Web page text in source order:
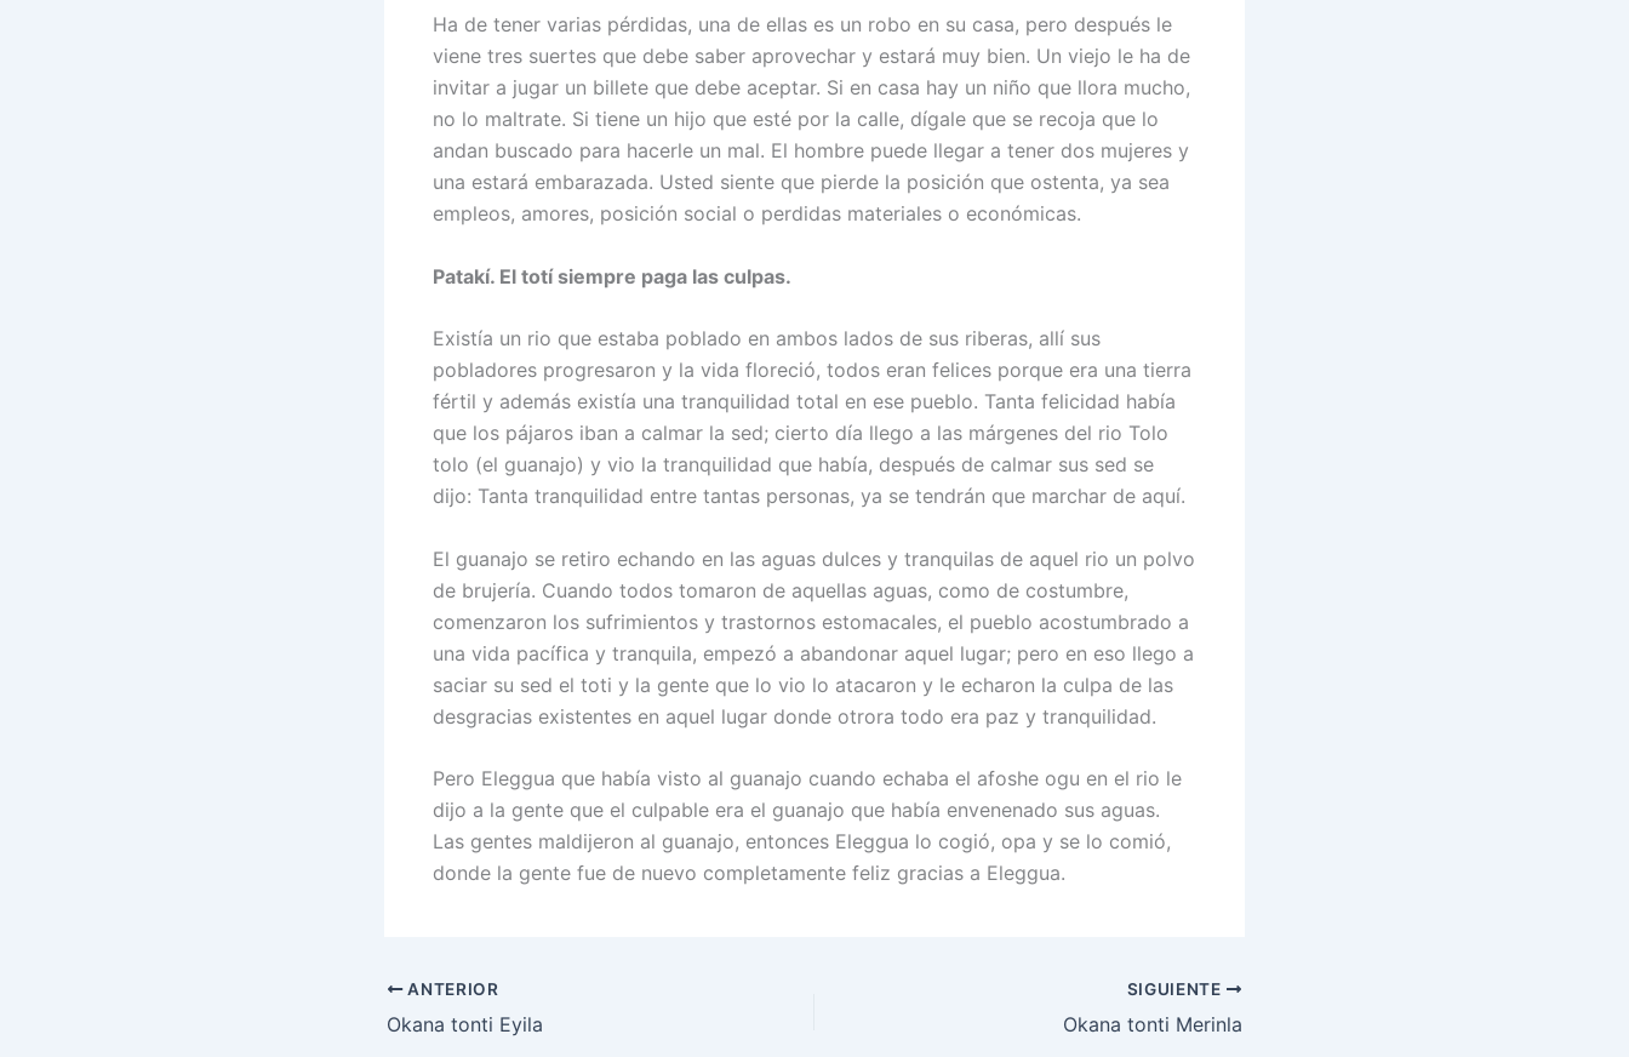
Ha de tener varias pérdidas, una de ellas es un robo en su casa, pero después le
viene tres suertes que debe saber aprovechar y estará muy bien. Un viejo le ha de
invitar a jugar un billete que debe aceptar. Si en casa hay un niño que llora mucho,
no lo maltrate. Si tiene un hijo que esté por la calle, dígale que se recoja que lo
andan buscado para hacerle un mal. El hombre puede llegar a tener dos mujeres y
una estará embarazada. Usted siente que pierde la posición que ostenta, ya sea
empleos, amores, posición social o perdidas materiales o económicas.
Patakí. El totí siempre paga las culpas.
Existía un rio que estaba poblado en ambos lados de sus riberas, allí sus
pobladores progresaron y la vida floreció, todos eran felices porque era una tierra
fértil y además existía una tranquilidad total en ese pueblo. Tanta felicidad había
que los pájaros iban a calmar la sed; cierto día llego a las márgenes del rio Tolo
tolo (el guanajo) y vio la tranquilidad que había, después de calmar sus sed se
dijo: Tanta tranquilidad entre tantas personas, ya se tendrán que marchar de aquí.
El guanajo se retiro echando en las aguas dulces y tranquilas de aquel rio un polvo
de brujería. Cuando todos tomaron de aquellas aguas, como de costumbre,
comenzaron los sufrimientos y trastornos estomacales, el pueblo acostumbrado a
una vida pacífica y tranquila, empezó a abandonar aquel lugar; pero en eso llego a
saciar su sed el toti y la gente que lo vio lo atacaron y le echaron la culpa de las
desgracias existentes en aquel lugar donde otrora todo era paz y tranquilidad.
Pero Eleggua que había visto al guanajo cuando echaba el afoshe ogu en el rio le
dijo a la gente que el culpable era el guanajo que había envenenado sus aguas.
Las gentes maldijeron al guanajo, entonces Eleggua lo cogió, opa y se lo comió,
donde la gente fue de nuevo completamente feliz gracias a Eleggua.
ANTERIOR
Okana tonti Eyila
SIGUIENTE
Okana tonti Merinla